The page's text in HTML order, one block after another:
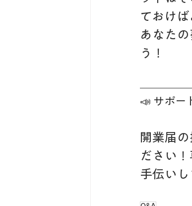
ておけ
あなた
う！
📣 サポー
開業届
ださい
手伝い